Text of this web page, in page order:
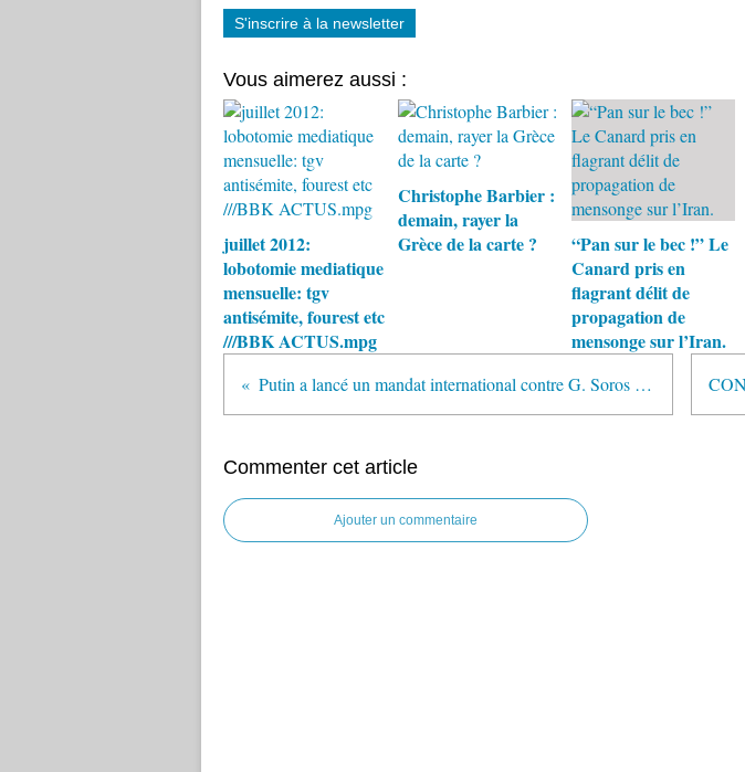
S'inscrire à la newsletter
Vous aimerez aussi :
juillet 2012:
lobotomie mediatique
mensuelle: tgv
antisémite, fourest etc
///BBK ACTUS.mpg
Christophe Barbier :
demain, rayer la
Grèce de la carte ?
“Pan sur le bec !” Le
Canard pris en
flagrant délit de
propagation de
mensonge sur l’Iran.
Putin a lancé un mandat international contre G. Soros pour terrorisme international
Commenter cet article
Ajouter un commentaire